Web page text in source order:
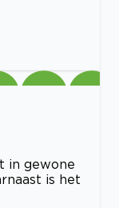
in gewone
is het